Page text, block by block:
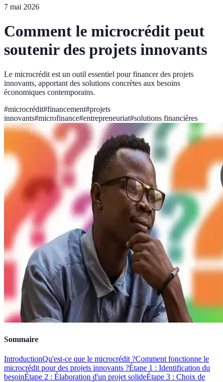
7 mai 2026
Comment le microcrédit peut
soutenir des projets innovants
Le microcrédit est un outil essentiel pour financer des projets
innovants, apportant des solutions concrètes aux besoins
économiques contemporains.
#microcrédit#financement#projets
innovants#microfinance#entrepreneuriat#solutions financières
Sommaire
IntroductionQu'est-ce que le microcrédit ?Comment fonctionne le
microcrédit pour des projets innovants ?Étape 1 : Identification du
besoinÉtape 2 : Élaboration d'un projet solideÉtape 3 : Choix de